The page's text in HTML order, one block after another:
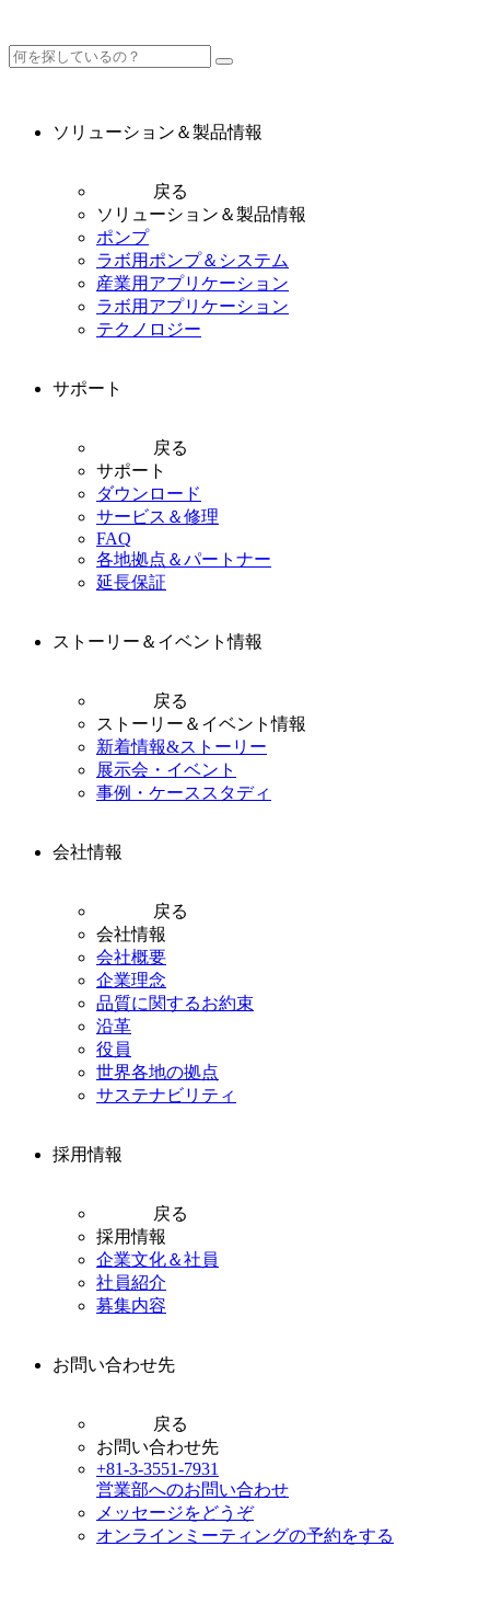
ソリューション＆製品情報
戻る
ソリューション＆製品情報
ポンプ
ラボ用ポンプ＆システム
産業用アプリケーション
ラボ用アプリケーション
テクノロジー
サポート
戻る
サポート
ダウンロード
サービス＆修理
FAQ
各地拠点＆パートナー
延長保証
ストーリー＆イベント情報
戻る
ストーリー＆イベント情報
新着情報&ストーリー
展示会・イベント
事例・ケーススタディ
会社情報
戻る
会社情報
会社概要
企業理念
品質に関するお約束
沿革
役員
世界各地の拠点
サステナビリティ
採用情報
戻る
採用情報
企業文化＆社員
社員紹介
募集内容
お問い合わせ先
戻る
お問い合わせ先
+81-3-3551-7931
営業部へのお問い合わせ
メッセージをどうぞ
オンラインミーティングの予約をする